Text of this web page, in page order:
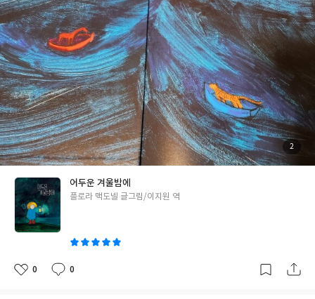
런 저런 준비물을 챙겨 저물어가는 해를 쫓아 가요.가는 길은 평탄하
지 않을 거예요. 우리의 삶이 그렇듯, 비도 만나고, 장애물도 만나겠
지요. 아무리 노력해도 길이 보이지 않는 바닷 속 같을 때도 있습니
다. 뭔가 답이 있으면 좋을 텐데 앞에 어떤 미래가 기다릴 지 알 수가
없어요. 주변에 아무도 없고 나 혼자만 남은 것 같다는 느낌이 들기
도 합니다.누구나 느껴보았을 감정입니다. 작가는 그런 우리들에게
위로와 용기를 주고자 했을 거예요.더는 아무것도 할 수 없을 것 같
은 그때코끼리가 가지고 온 것은 무엇일까요? ^^아이는 어떻게 되
었을까요?유난히 춥고 어두운 겨울 밤.그림책을 통해 따뜻한 위로
를 받았습니다.*그림책사랑모임 서평이벤트로 책을 제공받았습니
다.
첨
부
사
2
어두운 겨울밤에
글
플로라 맥도넬 글그림/이지원 역
좋
0
댓
0
작